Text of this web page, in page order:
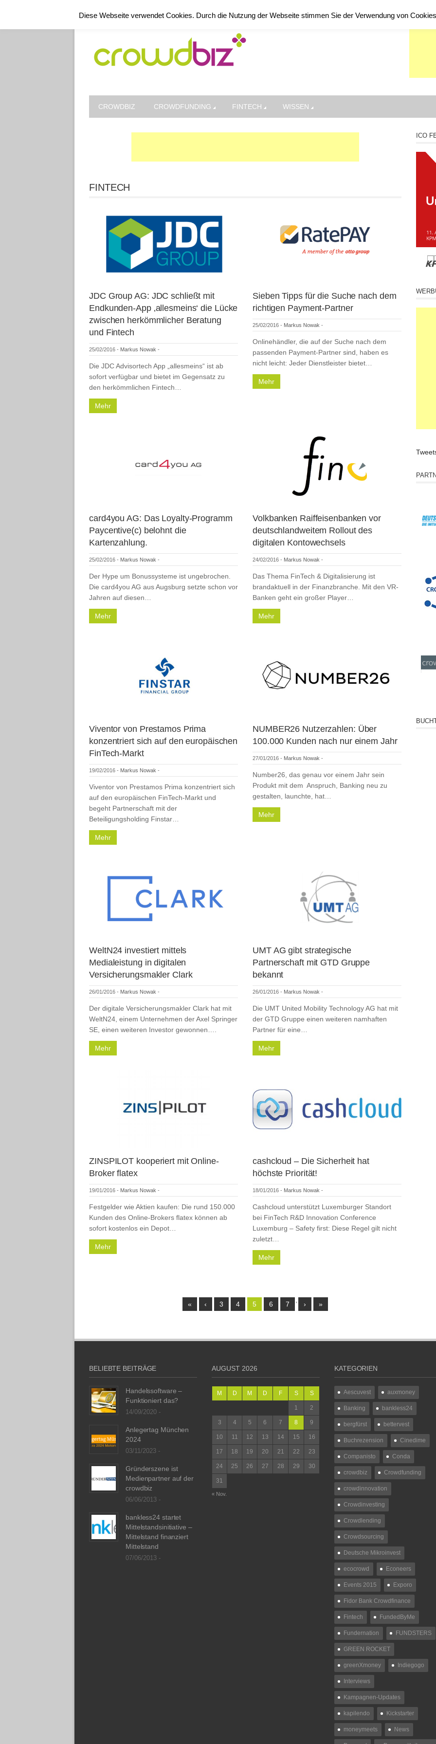
CROWDBIZ CROWDFUNDING FINTECH WISSEN
FINTECH
JDC Group AG: JDC schließt mit
Endkunden-App ‚allesmeins‘ die Lücke
zwischen herkömmlicher Beratung
und Fintech
25/02/2016 - Markus Nowak -
Die JDC Advisortech App „allesmeins“ ist ab
sofort verfügbar und bietet im Gegensatz zu
den herkömmlichen Fintech…
Mehr
Sieben Tipps für die Suche nach dem
richtigen Payment-Partner
25/02/2016 - Markus Nowak -
Onlinehändler, die auf der Suche nach dem
passenden Payment-Partner sind, haben es
nicht leicht: Jeder Dienstleister bietet…
Mehr
card4you AG: Das Loyalty-Programm
Paycentive(c) belohnt die
Kartenzahlung.
25/02/2016 - Markus Nowak -
Der Hype um Bonussysteme ist ungebrochen.
Die card4you AG aus Augsburg setzte schon vor
Jahren auf diesen…
Mehr
Volkbanken Raiffeisenbanken vor
deutschlandweitem Rollout des
digitalen Kontowechsels
24/02/2016 - Markus Nowak -
Das Thema FinTech & Digitalisierung ist
brandaktuell in der Finanzbranche. Mit den VR-
Banken geht ein großer Player…
Mehr
Viventor von Prestamos Prima
konzentriert sich auf den europäischen
FinTech-Markt
19/02/2016 - Markus Nowak -
Viventor von Prestamos Prima konzentriert sich
auf den europäischen FinTech-Markt und
begeht Partnerschaft mit der
Beteiligungsholding Finstar…
Mehr
NUMBER26 Nutzerzahlen: Über
100.000 Kunden nach nur einem Jahr
27/01/2016 - Markus Nowak -
​Number26, das genau vor einem Jahr sein
Produkt mit dem Anspruch, Banking neu zu
gestalten, launchte, hat…
Mehr
WeltN24 investiert mittels
Medialeistung in digitalen
Versicherungsmakler Clark
26/01/2016 - Markus Nowak -
Der digitale Versicherungsmakler Clark hat mit
WeltN24, einem Unternehmen der Axel Springer
SE, einen weiteren Investor gewonnen….
Mehr
UMT AG gibt strategische
Partnerschaft mit GTD Gruppe
bekannt
26/01/2016 - Markus Nowak -
Die UMT United Mobility Technology AG hat mit
der GTD Gruppe einen weiteren namhaften
Partner für eine…
Mehr
ZINSPILOT kooperiert mit Online-
Broker flatex
19/01/2016 - Markus Nowak -
Festgelder wie Aktien kaufen: Die rund 150.000
Kunden des Online-Brokers flatex können ab
sofort kostenlos ein Depot…
Mehr
cashcloud – Die Sicherheit hat
höchste Priorität!
18/01/2016 - Markus Nowak -
Cashcloud unterstützt Luxemburger Standort
bei FinTech R&D Innovation Conference
Luxemburg – Safety first: Diese Regel gilt nicht
zuletzt…
Mehr
« ‹ 3 4 5 6 7 ' › »
ICO
BELIEBTE BEITRÄGE
Handelssoftware –
Funktioniert das?
14/09/2020 -
Anlegertag München
2024
03/11/2023 -
Gründerszene ist
Medienpartner auf der
crowdbiz
06/06/2013 -
bankless24 startet
Mittelstandsinitiative –
Mittelstand finanziert
Mittelstand
07/06/2013 -
AUGUST 2026
M D M D F S S
1 2
3 4 5 6 7 8 9
10 11 12 13 14 15 16
17 18 19 20 21 22 23
24 25 26 27 28 29 30
31
« Nov.
KATEGORIEN
Aescuvest auxmoney
Banking bankless24
bergfürst bettervest
Buchrezension Cinedime
Companisto Conda
crowdbiz Crowdfunding
crowdinnovation
Crowdinvesting
Crowdlending
Crowdsourcing
Deutsche Mikroinvest
ecocrowd Econeers
Events 2015 Exporo
Fidor Bank Crowdfinance
Fintech FundedByMe
Fundernation FUNDSTERS
GREEN ROCKET
greenXmoney Indiegogo
Interviews
Kampagnen-Updates
kapilendo Kickstarter
moneymeets News
Diese Webseite verwendet Cookies. Durch die Nutzung der Webseite stimmen Sie der Verwendung von